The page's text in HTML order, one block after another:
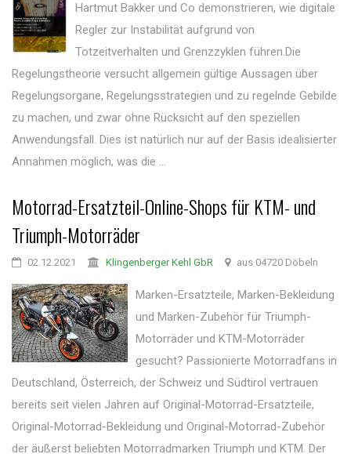
Hartmut Bakker und Co demonstrieren, wie digitale
Regler zur Instabilität aufgrund von
Totzeitverhalten und Grenzzyklen führen.Die
Regelungstheorie versucht allgemein gültige Aussagen über
Regelungsorgane, Regelungsstrategien und zu regelnde Gebilde
zu machen, und zwar ohne Rücksicht auf den speziellen
Anwendungsfall. Dies ist natürlich nur auf der Basis idealisierter
Annahmen möglich, was die ...
Motorrad-Ersatzteil-Online-Shops für KTM- und
Triumph-Motorräder
02.12.2021 Klingenberger Kehl GbR aus 04720 Döbeln
Marken-Ersatzteile, Marken-Bekleidung
und Marken-Zubehör für Triumph-
Motorräder und KTM-Motorräder
gesucht? Passionierte Motorradfans in
Deutschland, Österreich, der Schweiz und Südtirol vertrauen
bereits seit vielen Jahren auf Original-Motorrad-Ersatzteile,
Original-Motorrad-Bekleidung und Original-Motorrad-Zubehör
der äußerst beliebten Motorradmarken Triumph und KTM. Der